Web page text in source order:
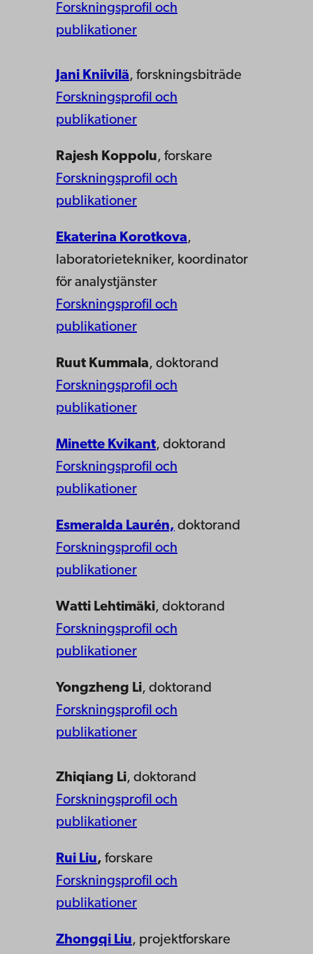
Forskningsprofil och
publikationer
Jani Kniivilä, forskningsbiträde
Forskningsprofil och
publikationer
Rajesh Koppolu, forskare
Forskningsprofil och
publikationer
Ekaterina Korotkova,
laboratorietekniker, koordinator
för analystjänster
Forskningsprofil och
publikationer
Ruut Kummala, doktorand
Forskningsprofil och
publikationer
Minette Kvikant, doktorand
Forskningsprofil och
publikationer
Esmeralda Laurén, doktorand
Forskningsprofil och
publikationer
Watti Lehtimäki, doktorand
Forskningsprofil och
publikationer
Yongzheng Li, doktorand
Forskningsprofil och
publikationer
Zhiqiang Li, doktorand
Forskningsprofil och
publikationer
Rui Liu, forskare
Forskningsprofil och
publikationer
Zhongqi Liu, projektforskare